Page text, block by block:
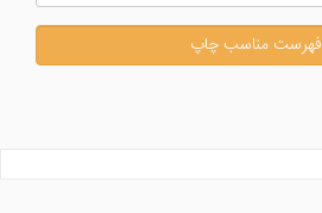
فهرست مناسب چاپ